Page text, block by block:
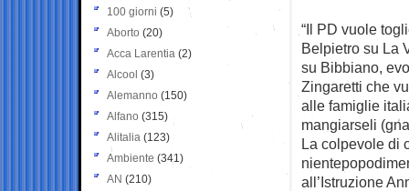
“Il PD vuole
Belpietro su La
su Bibbiano,
Zingaretti che
alle famiglie
mangiarseli
La colpevole di
all’Istruzione
100 giorni (5)
Aborto (20)
Acca Larentia (2)
Alcool (3)
Alemanno (150)
Alfano (315)
Alitalia (123)
Ambiente (341)
AN (210)